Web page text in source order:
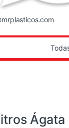
Ágata